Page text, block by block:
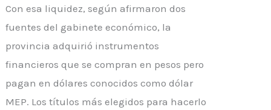
Con esa liquidez, según afirmaron dos
fuentes del gabinete económico, la
provincia adquirió instrumentos
financieros que se compran en pesos pero
pagan en dólares conocidos como dólar
MEP. Los títulos más elegidos para hacerlo